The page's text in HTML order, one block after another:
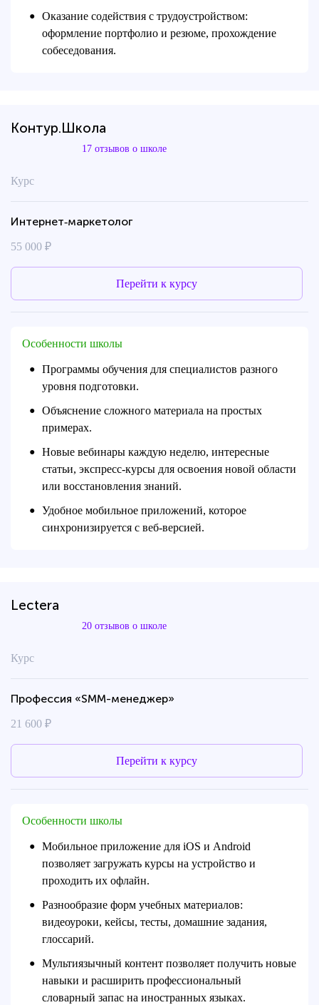
●
Оказание содействия с трудоустройством:
оформление портфолио и резюме, прохождение
собеседования.
Контур.Школа
17 отзывов о школе
Курс
Интернет‑маркетолог
55 000 ₽
Перейти к курсу
Особенности школы
●
Программы обучения для специалистов разного
уровня подготовки.
●
Объяснение сложного материала на простых
примерах.
●
Новые вебинары каждую неделю, интересные
статьи, экспресс-курсы для освоения новой области
или восстановления знаний.
●
Удобное мобильное приложений, которое
синхронизируется с веб-версией.
Lectera
20 отзывов о школе
Курс
Профессия «SMM-менеджер»
21 600 ₽
Перейти к курсу
Особенности школы
●
Мобильное приложение для iOS и Android
позволяет загружать курсы на устройство и
проходить их офлайн.
●
Разнообразие форм учебных материалов:
видеоуроки, кейсы, тесты, домашние задания,
глоссарий.
●
Мультиязычный контент позволяет получить новые
навыки и расширить профессиональный
словарный запас на иностранных языках.